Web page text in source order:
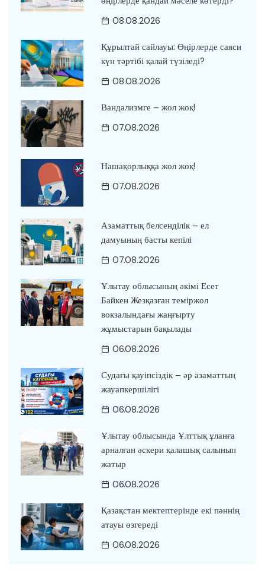
08.08.2026
Құрылтай сайлауы: Өңірлерде саяси
күн тәртібі қалай түзіледі?
08.08.2026
Вандализмге – жол жоқ!
07.08.2026
Нашақорлыққа жол жоқ!
07.08.2026
Азаматтық белсенділік – ел
дамуының басты кепілі
07.08.2026
Ұлытау облысының әкімі Есет
Байкен Жезқазған теміржол
вокзалындағы жаңғырту
жұмыстарын бақылады
06.08.2026
Судағы қауіпсіздік – әр азаматтың
жауапкершілігі
06.08.2026
Ұлытау облысында Ұлттық ұланға
арналған әскери қалашық салынып
жатыр
06.08.2026
Қазақстан мектептерінде екі пәннің
атауы өзгереді
06.08.2026